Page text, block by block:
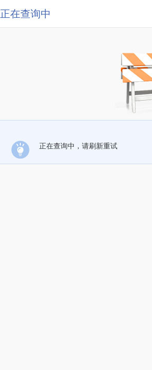
正在查询中
正在查询中，请刷新重试